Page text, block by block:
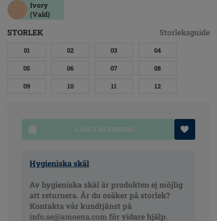
Ivory
(Vald)
STORLEK Storleksguide
01 02 03 04
05 06 07 08
09 10 11 12
LÄGG I VARUKORG
Hygieniska skäl
Av hygieniska skäl är produkten ej möjlig
att returnera. Är du osäker på storlek?
Kontakta vår kundtjänst på
info.se@amoena.com för vidare hjälp.